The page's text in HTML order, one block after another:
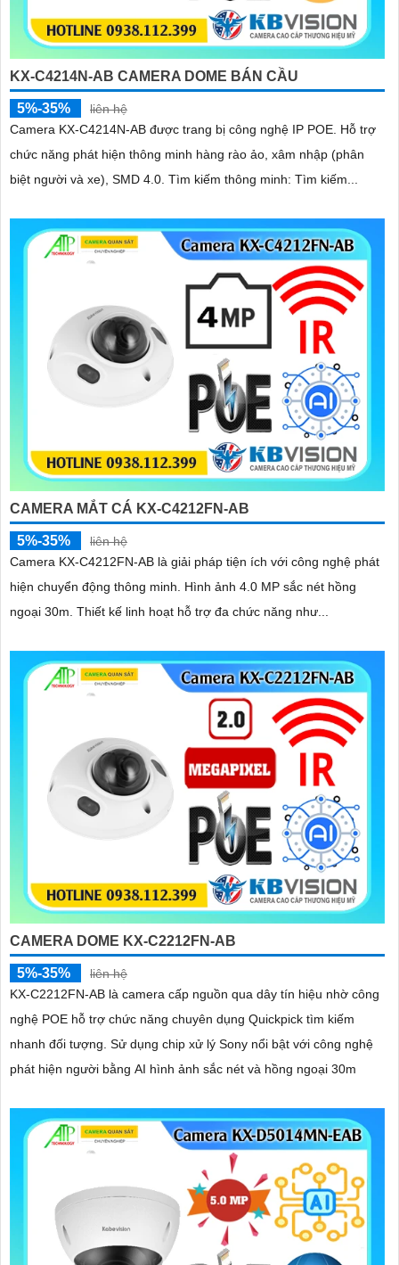
KX-C4214N-AB CAMERA DOME BÁN CẦU
5%-35%
liên hệ
Camera KX-C4214N-AB được trang bị công nghệ IP POE. Hỗ trợ
chức năng phát hiện thông minh hàng rào ảo, xâm nhập (phân
biệt người và xe), SMD 4.0. Tìm kiếm thông minh: Tìm kiếm...
CAMERA MẮT CÁ KX-C4212FN-AB
5%-35%
liên hệ
Camera KX-C4212FN-AB là giải pháp tiện ích với công nghệ phát
hiện chuyển động thông minh. Hình ảnh 4.0 MP sắc nét hồng
ngoại 30m. Thiết kế linh hoạt hỗ trợ đa chức năng như...
CAMERA DOME KX-C2212FN-AB
5%-35%
liên hệ
KX-C2212FN-AB là camera cấp nguồn qua dây tín hiệu nhờ công
nghệ POE hỗ trợ chức năng chuyên dụng Quickpick tìm kiếm
nhanh đối tượng. Sử dụng chip xử lý Sony nổi bật với công nghệ
phát hiện người bằng AI hình ảnh sắc nét và hồng ngoại 30m